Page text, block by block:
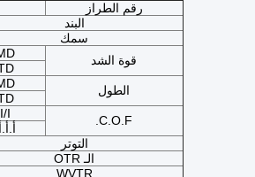
رقم الطراز
البند
سمك
قوة الشد
الطول
C.O.F.
I/I
أ.أ.أ.
التوتر
الـ OTR
WVTR